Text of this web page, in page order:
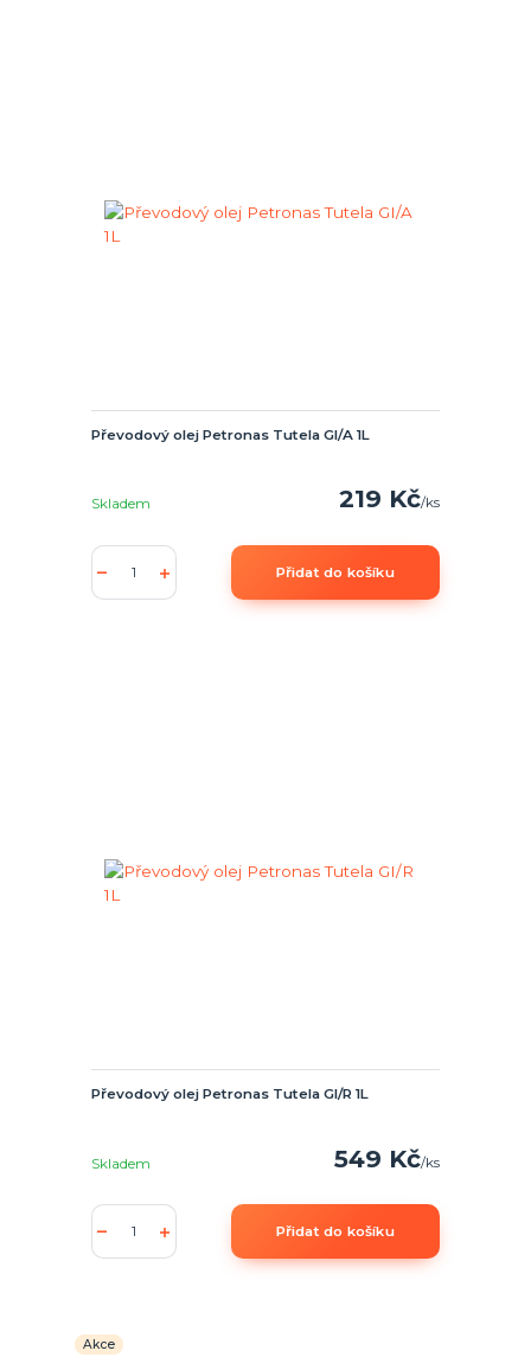
Převodový olej Petronas Tutela GI/A 1L
219 Kč/ks
Skladem
Přidat do košíku
Převodový olej Petronas Tutela GI/R 1L
549 Kč/ks
Skladem
Přidat do košíku
Akce